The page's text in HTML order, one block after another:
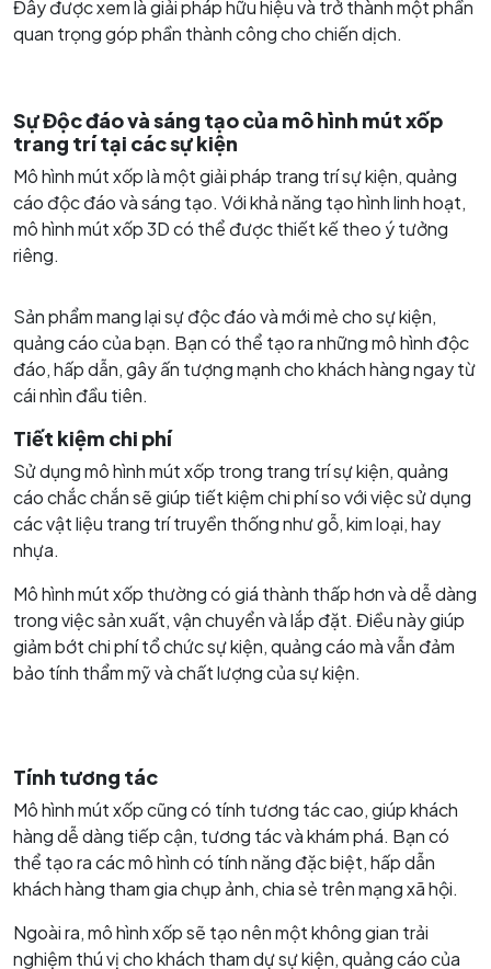
Đây được xem là giải pháp hữu hiệu và trở thành một phần
quan trọng góp phần thành công cho chiến dịch.
Sự Độc đáo và sáng tạo của mô hình mút xốp
trang trí tại các sự kiện
Mô hình mút xốp là một giải pháp trang trí sự kiện, quảng
cáo độc đáo và sáng tạo. Với khả năng tạo hình linh hoạt,
mô hình mút xốp 3D có thể được thiết kế theo ý tưởng
riêng.
Sản phẩm mang lại sự độc đáo và mới mẻ cho sự kiện,
quảng cáo của bạn. Bạn có thể tạo ra những mô hình độc
đáo, hấp dẫn, gây ấn tượng mạnh cho khách hàng ngay từ
cái nhìn đầu tiên.
Tiết kiệm chi phí
Sử dụng mô hình mút xốp trong trang trí sự kiện, quảng
cáo chắc chắn sẽ giúp tiết kiệm chi phí so với việc sử dụng
các vật liệu trang trí truyền thống như gỗ, kim loại, hay
nhựa.
Mô hình mút xốp thường có giá thành thấp hơn và dễ dàng
trong việc sản xuất, vận chuyển và lắp đặt. Điều này giúp
giảm bớt chi phí tổ chức sự kiện, quảng cáo mà vẫn đảm
bảo tính thẩm mỹ và chất lượng của sự kiện.
Tính tương tác
Mô hình mút xốp cũng có tính tương tác cao, giúp khách
hàng dễ dàng tiếp cận, tương tác và khám phá. Bạn có
thể tạo ra các mô hình có tính năng đặc biệt, hấp dẫn
khách hàng tham gia chụp ảnh, chia sẻ trên mạng xã hội.
Ngoài ra, mô hình xốp sẽ tạo nên một không gian trải
nghiệm thú vị cho khách tham dự sự kiện, quảng cáo của